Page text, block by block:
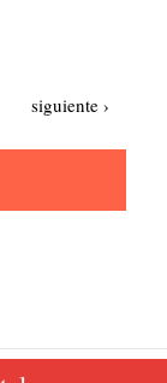
Siguiente
siguiente ›